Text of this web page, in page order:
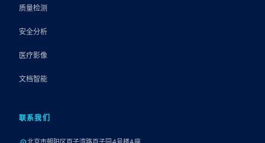
质量检测
安全分析
医疗影像
文档智能
联系我们